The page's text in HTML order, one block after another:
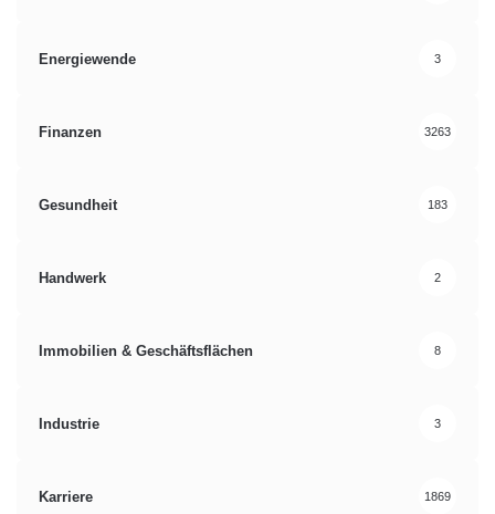
Energiewende 3
Finanzen 3263
Gesundheit 183
Handwerk 2
Immobilien & Geschäftsflächen 8
Industrie 3
Karriere 1869